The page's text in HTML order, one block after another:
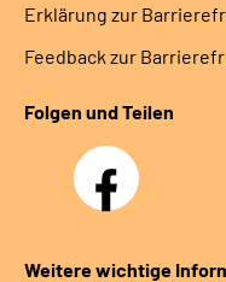
Erklärung zur
Feedback zur
Folgen und Teilen
Facebook
Weitere wichtige